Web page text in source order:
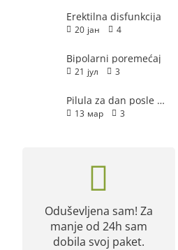
Erektilna disfunkcija
20 јан 4
Bipolarni poremećaj
21 јул 3
Pilula za dan posle - hitna kontracepcija
13 мар 3
Oduševljena sam! Za
manje od 24h sam
dobila svoj paket.